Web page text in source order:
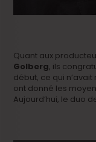
Quant aux
Golberg, ils
début, ce qui n’avait
ont donné les
Aujourd’hui, le duo